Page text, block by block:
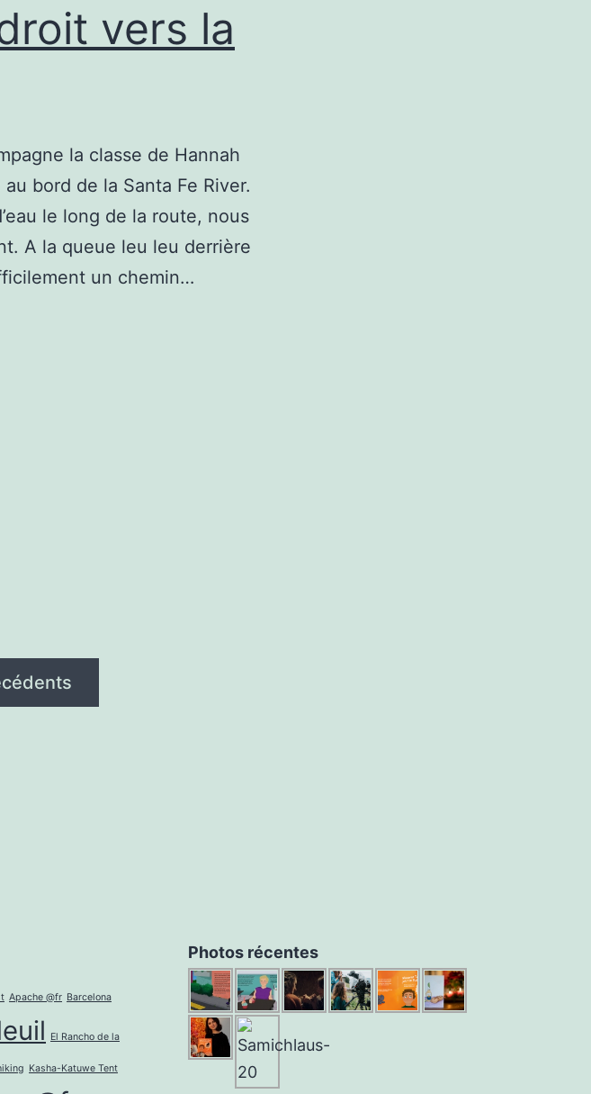
vers la
la classe de Hannah
bord de la Santa Fe River.
le long de la route, nous
A la queue leu leu derrière
un chemin…
Apache @fr Barcelona
El Rancho de la
Kasha-Katuwe Tent
Photos récentes